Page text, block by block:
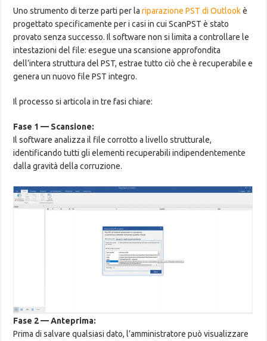
Uno strumento di terze parti per lariparazione PST di Outlookè
progettato specificamente per i casi in cui ScanPST è stato
provato senza successo. Il software non si limita a controllare le
intestazioni del file: esegue una scansione approfondita
dell’intera struttura del PST, estrae tutto ciò che è recuperabile e
genera un nuovo file PST integro.
Il processo si articola in tre fasi chiare:
Fase 1 — Scansione:
Il software analizza il file corrotto a livello strutturale,
identificando tutti gli elementi recuperabili indipendentemente
dalla gravità della corruzione.
Fase 2 — Anteprima:
Prima di salvare qualsiasi dato, l’amministratore può visualizzare